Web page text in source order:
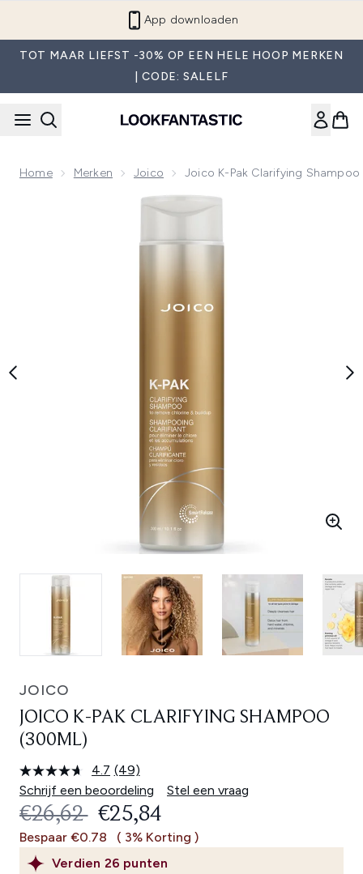
App downloaden
TOT MAAR LIEFST -30% OP EEN HELE HOOP MERKEN
| CODE: SALELF
Home Merken Joico Joico K-Pak Clarifying
Now showing image 1 Joico K-Pak Clarifying Shampoo
JOICO
JOICO K-PAK CLARIFYING SHAMPOO
(300ML)
4.7 Lees
49
beoordelingen.
Dezelfde
paginalink.
(49)
Schrijf een beoordeling
Stel een vraag
Verdien 26 punten
RECOMMENDED RETAIL PRICE:
€26,62 HUIDIGE PRIJS:
€25,84
Bespaar €0.78 ( 3% Korting )